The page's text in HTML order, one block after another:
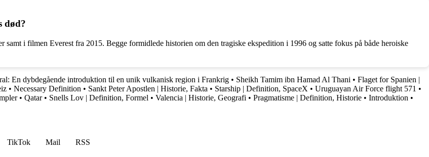
død?
i filmen Everest fra 2015. Begge formidlede historien om den tragiske ekspedition i 1996 og satte fokus på både heroiske
En dybdegående introduktion til en unik vulkanisk region i Frankrig • Sheikh Tamim ibn Hamad Al Thani • Flaget for Spanien |
• Necessary Definition • Sankt Peter Apostlen | Historie, Fakta • Starship | Definition, SpaceX • Uruguayan Air Force flight 571 •
• Qatar• Snells Lov | Definition, Formel • Valencia | Historie, Geografi • Pragmatisme | Definition, Historie • Introduktion •
TikTok Mail
RSS